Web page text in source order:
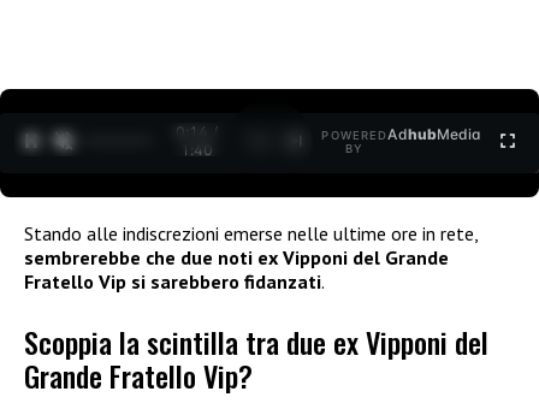
0:15 /
1:40
POWERED
BY
AdhubMedia
Stando alle indiscrezioni emerse nelle ultime ore in rete,
sembrerebbe che due noti ex Vipponi del Grande
Fratello Vip si sarebbero fidanzati.
Scoppia la scintilla tra due ex Vipponi del
Grande Fratello Vip?